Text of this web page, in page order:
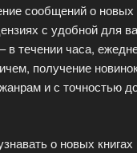
сообщений о новых
с удобной для
в течении часа,
получение
и с точностью
о новых книгах